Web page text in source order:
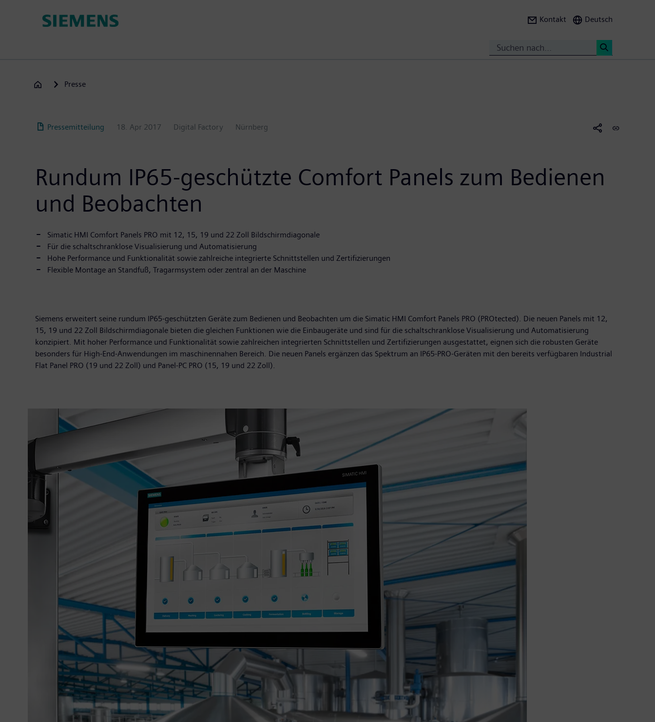
Kontakt Deutsch
Presse
Pressemitteilung 18. Apr 2017 Digital Factory Nürnberg
Rundum IP65-geschützte Comfort Panels zum Bedienen
und Beobachten
Simatic HMI Comfort Panels PRO mit 12, 15, 19 und 22 Zoll Bildschirmdiagonale
Für die schaltschranklose Visualisierung und Automatisierung
Hohe Performance und Funktionalität sowie zahlreiche integrierte Schnittstellen und Zertifizierungen
Flexible Montage an Standfuß, Tragarmsystem oder zentral an der Maschine
Siemens erweitert seine rundum IP65-geschützten Geräte zum Bedienen und Beobachten um die Simatic HMI Comfort Panels PRO (PROtected). Die neuen Panels mit 12,
15, 19 und 22 Zoll Bildschirmdiagonale bieten die gleichen Funktionen wie die Einbaugeräte und sind für die schaltschranklose Visualisierung und Automatisierung
konzipiert. Mit hoher Performance und Funktionalität sowie zahlreichen integrierten Schnittstellen und Zertifizierungen ausgestattet, eignen sich die robusten Geräte
besonders für High-End-Anwendungen im maschinennahen Bereich. Die neuen Panels ergänzen das Spektrum an IP65-PRO-Geräten mit den bereits verfügbaren Industrial
Flat Panel PRO (19 und 22 Zoll) und Panel-PC PRO (15, 19 und 22 Zoll).